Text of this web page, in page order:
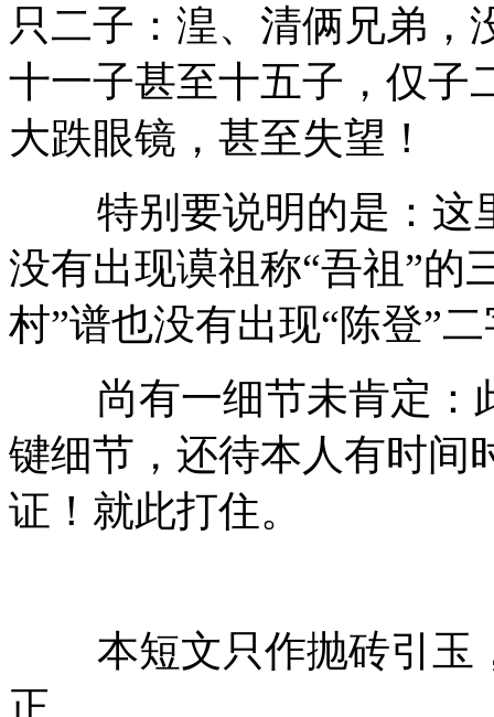
只二子：湟、清俩兄弟，
十一子甚至十五子，仅子
大跌眼镜，甚至失望！
特别要说明的是：这
没有出现谟祖称“吾祖”的
村”谱也没有出现“陈登”
尚有一细节未肯定：
键细节，还待本人有时间
证！就此打住。
本短文只作抛砖引玉
正。